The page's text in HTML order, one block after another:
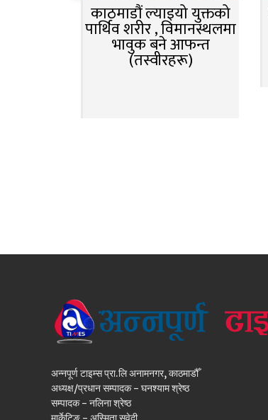
काठमाडौं ल्याइयो युक्तको
पार्थिव शरीर , विमानस्थलमा
भावुक बने आफन्त
(तस्वीरहरू)
अन्नपूर्ण टाइम्स प्रा.लि अनामनगर, काठमाडौँ
अध्यक्ष/प्रधान सम्पादक - घनश्याम श्रेष्ठ
सम्पादक - नलिना श्रेष्ठ